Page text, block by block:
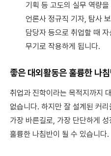
기획 등 고도의 실무 역량
언론사 정규직 기자, 탐사
담당자 등으로 취업할 때
무기로 작용하게 됩니다.
좋은 대외활동은 훌륭한 나
취업과 진학이라는 목적지까지
없습니다. 하지만 잘 설계된 커
가장 바른길로, 가장 단단하게
훌륭한 나침반이 될 수 있습니다.